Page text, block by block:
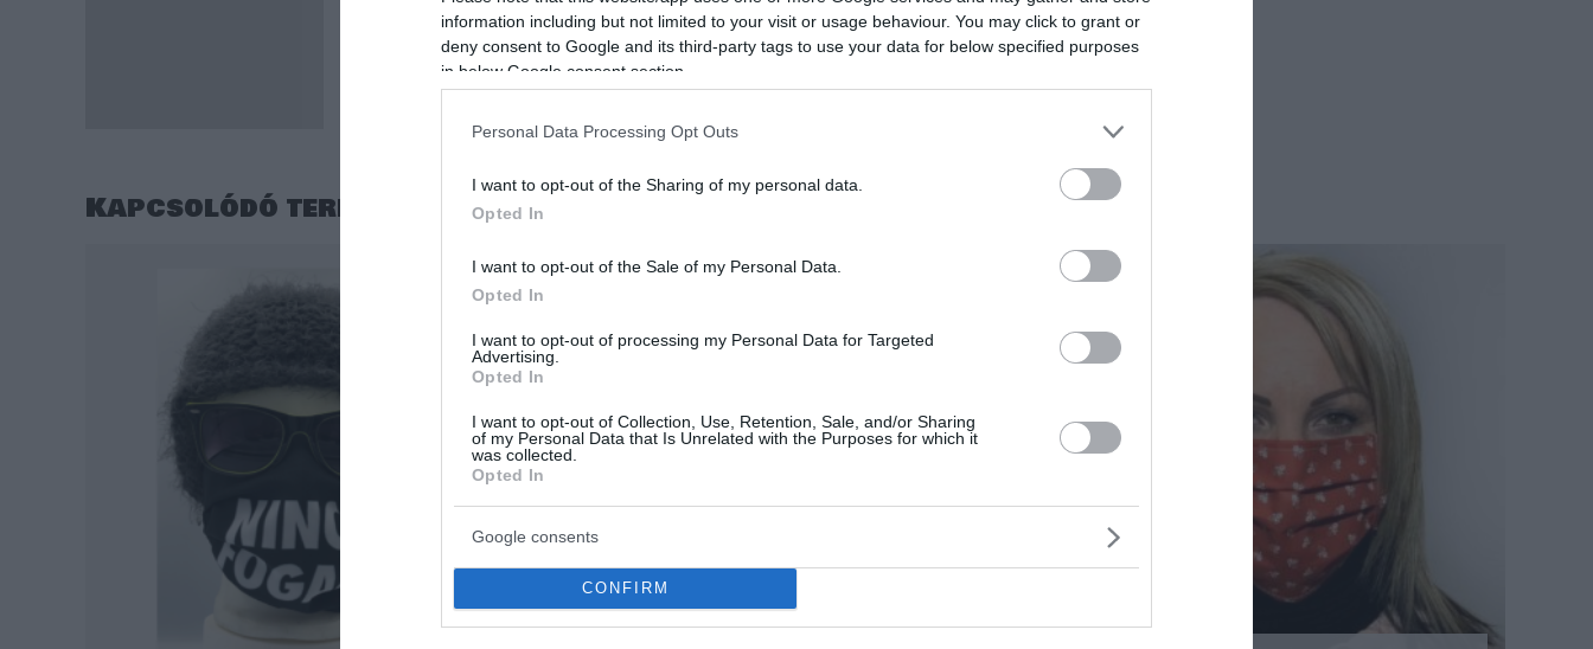
information including but not limited to your visit or usage behaviour. You may click to grant or
deny consent to Google and its third-party tags to use your data for below specified purposes
in below Google consent section.
Personal Data Processing Opt Outs
I want to opt-out of the Sharing of my personal data.
Opted In
I want to opt-out of the Sale of my Personal Data.
Opted In
I want to opt-out of processing my Personal Data for Targeted
Advertising.
Opted In
I want to opt-out of Collection, Use, Retention, Sale, and/or Sharing
of my Personal Data that Is Unrelated with the Purposes for which it
was collected.
Opted In
Google consents
CONFIRM
– 1 réteg nyomtatott poliészter anyag
– 1 nagy szilárdságú polipropilén vlies (spinnylies) szűrő anyag
– gumi pánt
Kapcsolódó termékek